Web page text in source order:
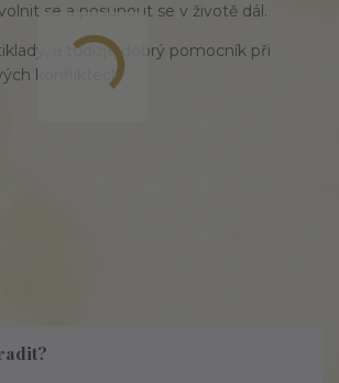
se a posunout se v životě dál.
a tudížje dobrý pomocník při
konfliktech